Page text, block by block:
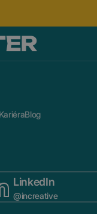
Blog
LinkedIn
@increative